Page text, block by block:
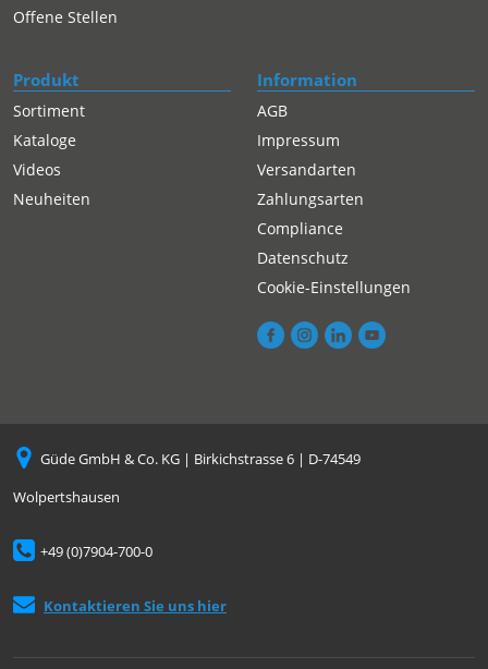
Offene Stellen
Produkt
Sortiment
Kataloge
Videos
Neuheiten
Information
AGB
Impressum
Versandarten
Zahlungsarten
Compliance
Datenschutz
Cookie-Einstellungen
Güde GmbH & Co. KG | Birkichstrasse 6 | D-74549
Wolpertshausen
+49 (0)7904-700-0
Kontaktieren Sie uns hier